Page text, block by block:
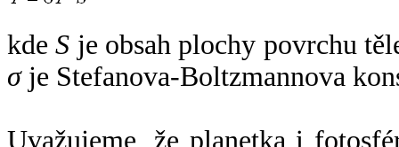
kdeS je obsah plochy povrchu
σje Stefanova-Boltzmannova
Uvažujeme, že planetka i